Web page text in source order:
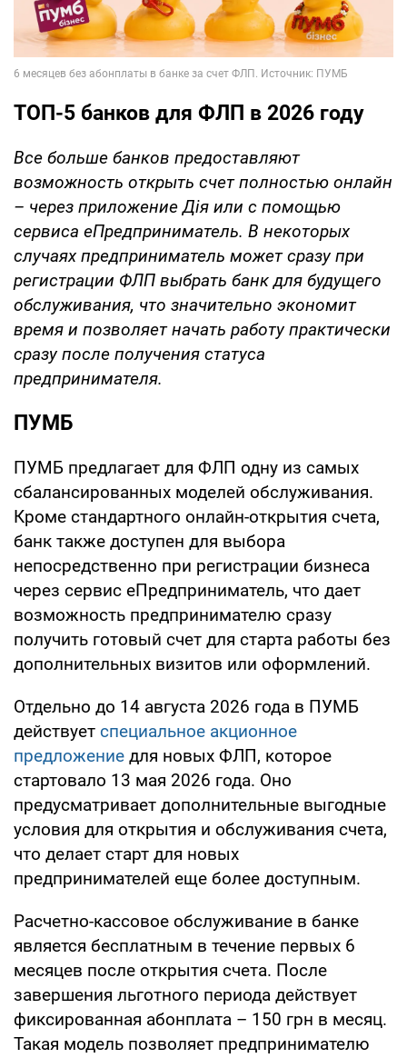
ТОП-5 банков для ФЛП в 2026 году
Все больше банков предоставляют
возможность открыть счет полностью онлайн
– через приложение Дія или с помощью
сервиса еПредприниматель. В некоторых
случаях предприниматель может сразу при
регистрации ФЛП выбрать банк для будущего
обслуживания, что значительно экономит
время и позволяет начать работу практически
сразу после получения статуса
предпринимателя.
ПУМБ
ПУМБ предлагает для ФЛП одну из самых
сбалансированных моделей обслуживания.
Кроме стандартного онлайн-открытия счета,
банк также доступен для выбора
непосредственно при регистрации бизнеса
через сервис еПредприниматель, что дает
возможность предпринимателю сразу
получить готовый счет для старта работы без
дополнительных визитов или оформлений.
Отдельно до 14 августа 2026 года в ПУМБ
действует специальное акционное
предложение для новых ФЛП, которое
стартовало 13 мая 2026 года. Оно
предусматривает дополнительные выгодные
условия для открытия и обслуживания счета,
что делает старт для новых
предпринимателей еще более доступным.
Расчетно-кассовое обслуживание в банке
является бесплатным в течение первых 6
месяцев после открытия счета. После
завершения льготного периода действует
фиксированная абонплата – 150 грн в месяц.
Такая модель позволяет предпринимателю